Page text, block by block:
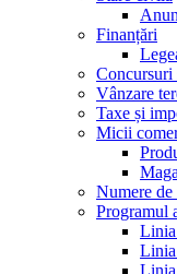
Finanțări
Concursuri
Vânzare
Taxe și
Micii
Numere
Programul
Linia
Linia
Linia